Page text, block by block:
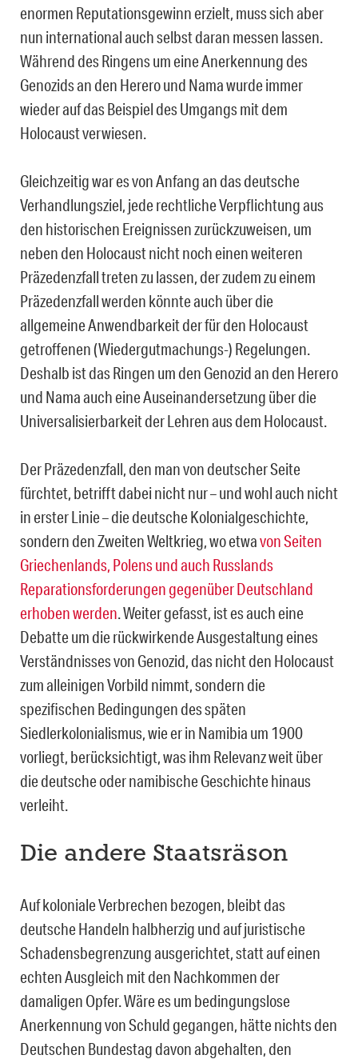
enormen Reputationsgewinn erzielt, muss sich aber
nun international auch selbst daran messen lassen.
Während des Ringens um eine Anerkennung des
Genozids an den Herero und Nama wurde immer
wieder auf das Beispiel des Umgangs mit dem
Holocaust verwiesen.
Gleichzeitig war es von Anfang an das deutsche
Verhandlungsziel, jede rechtliche Verpflichtung aus
den historischen Ereignissen zurückzuweisen, um
neben den Holocaust nicht noch einen weiteren
Präzedenzfall treten zu lassen, der zudem zu einem
Präzedenzfall werden könnte auch über die
allgemeine Anwendbarkeit der für den Holocaust
getroffenen (Wiedergutmachungs-) Regelungen.
Deshalb ist das Ringen um den Genozid an den Herero
und Nama auch eine Auseinandersetzung über die
Universalisierbarkeit der Lehren aus dem Holocaust.
Der Präzedenzfall, den man von deutscher Seite
fürchtet, betrifft dabei nicht nur – und wohl auch nicht
in erster Linie – die deutsche Kolonialgeschichte,
sondern den Zweiten Weltkrieg, wo etwavon Seiten
Griechenlands, Polens und auch Russlands
Reparationsforderungen gegenüber Deutschland
erhoben werden. Weiter gefasst, ist es auch eine
Debatte um die rückwirkende Ausgestaltung eines
Verständnisses von Genozid, das nicht den Holocaust
zum alleinigen Vorbild nimmt, sondern die
spezifischen Bedingungen des späten
Siedlerkolonialismus, wie er in Namibia um 1900
vorliegt, berücksichtigt, was ihm Relevanz weit über
die deutsche oder namibische Geschichte hinaus
verleiht.
Die andere Staatsräson
Auf koloniale Verbrechen bezogen, bleibt das
deutsche Handeln halbherzig und auf juristische
Schadensbegrenzung ausgerichtet, statt auf einen
echten Ausgleich mit den Nachkommen der
damaligen Opfer. Wäre es um bedingungslose
Anerkennung von Schuld gegangen, hätte nichts den
Deutschen Bundestag davon abgehalten, den